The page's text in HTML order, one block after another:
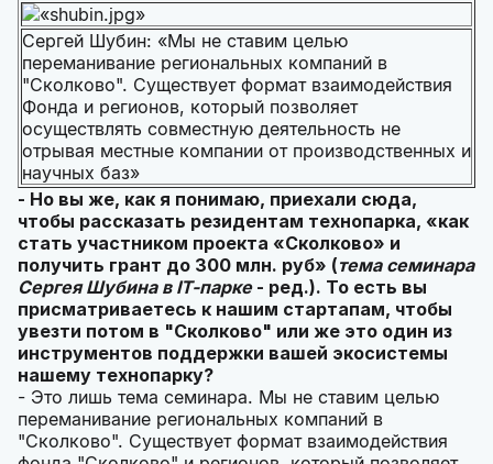
Сергей Шубин: «Мы не ставим целью
переманивание региональных компаний в
"Сколково". Существует формат взаимодействия
Фонда и регионов, который позволяет
осуществлять совместную деятельность не
отрывая местные компании от производственных и
научных баз»
- Но вы же, как я понимаю, приехали сюда,
чтобы рассказать резидентам технопарка, «как
стать участником проекта «Сколково» и
получить грант до 300 млн. руб» (тема семинара
Сергея Шубина в IT-парке - ред.). То есть вы
присматриваетесь к нашим стартапам, чтобы
увезти потом в "Сколково" или же это один из
инструментов поддержки вашей экосистемы
нашему технопарку?
- Это лишь тема семинара. Мы не ставим целью
переманивание региональных компаний в
"Сколково". Существует формат взаимодействия